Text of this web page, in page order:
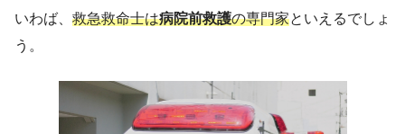
いわば、 救急救命士は病院前救護の専門家といえるでしょ
う。